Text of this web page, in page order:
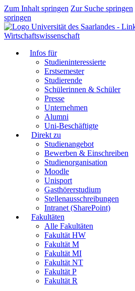
Zum Inhalt springen Zur Suche springen
springen
Wirtschaftswissenschaft
Infos für
Studieninteressierte
Erstsemester
Studierende
Schülerinnen & Schüler
Presse
Unternehmen
Alumni
Uni-Beschäftigte
Direkt zu
Studienangebot
Bewerben & Einschreiben
Studienorganisation
Moodle
Unisport
Gasthörerstudium
Stellenausschreibungen
Intranet (SharePoint)
Fakultäten
Alle Fakultäten
Fakultät HW
Fakultät M
Fakultät MI
Fakultät NT
Fakultät P
Fakultät R